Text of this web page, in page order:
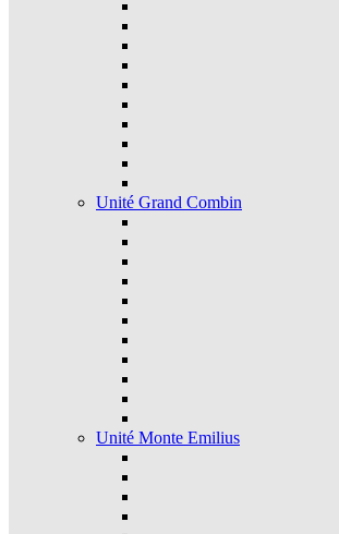
Unité Grand Combin
Unité Monte Emilius